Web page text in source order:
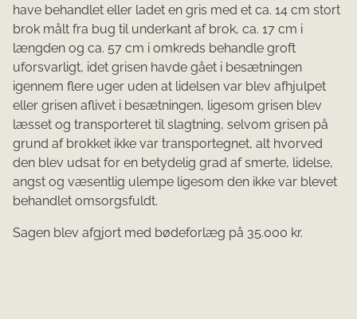
have behandlet eller ladet en gris med et ca. 14 cm stort
brok målt fra bug til underkant af brok, ca. 17 cm i
længden og ca. 57 cm i omkreds behandle groft
uforsvarligt, idet grisen havde gået i besætningen
igennem flere uger uden at lidelsen var blev afhjulpet
eller grisen aflivet i besætningen, ligesom grisen blev
læsset og transporteret til slagtning, selvom grisen på
grund af brokket ikke var transportegnet, alt hvorved
den blev udsat for en betydelig grad af smerte, lidelse,
angst og væsentlig ulempe ligesom den ikke var blevet
behandlet omsorgsfuldt.
Sagen blev afgjort med bødeforlæg på 35.000 kr.